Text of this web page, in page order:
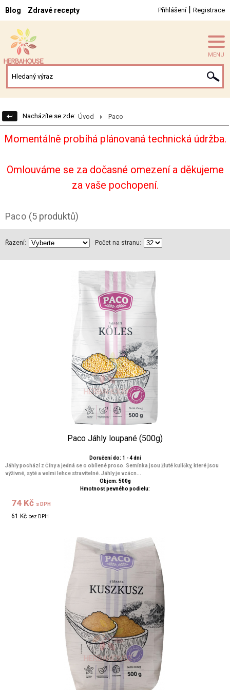
Blog Zdravé recepty Přihlášení| Registrace
MENU
Nacházíte se zde: Úvod Paco
Momentálně probíhá plánovaná technická údržba.
Omlouváme se za dočasné omezení a děkujeme
za vaše pochopení.
Paco (5 produktů)
Řazení: Počet na stranu:
Paco Jáhly loupané (500g)
Doručení do: 1 - 4 dní
Jáhly pochází z Číny a jedná se o obílené proso. Semínka jsou žluté kuličky, které jsou
výživné, syté a velmi lehce stravitelné. Jáhly je vzácn...
Objem: 500g
Hmotnosť pevného podielu:
74 Kč s DPH
61 Kč bez DPH